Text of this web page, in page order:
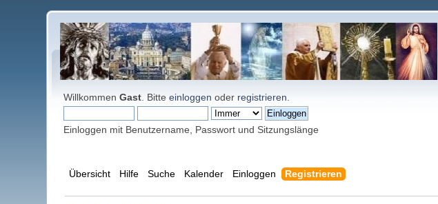
WillkommenGast . Bitteeinloggen oder registrieren
Einloggen mit Benutzername, Passwort und Sitzungslänge
Übersicht Hilfe Suche Kalender Einloggen Registrieren